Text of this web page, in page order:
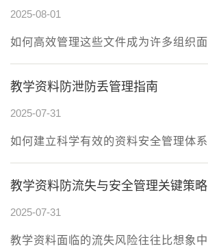
2025-08-01
如何高效管理这些文件成为许多组织面
教学资料防泄防丢管理指南
2025-07-31
如何建立科学有效的资料安全管理体系
教学资料防流失与安全管理关键策略
2025-07-31
教学资料面临的流失风险往往比想象中